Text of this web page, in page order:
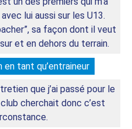
lui aussi sur les U13.
sa façon dont il veut
et en dehors du terrain.
en tant qu’entraineur
que j’ai passé pour le
cherchait donc c’est